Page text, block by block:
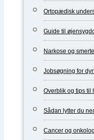
Ortopædisk
Guide til
Narkose og
Jobsøgning for
Overblik og tips til
Sådan lytter du
Cancer og